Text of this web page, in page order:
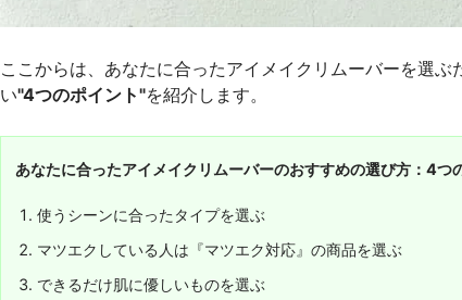
ここからは、あなたに合ったアイメイクリムーバーを選ぶ
い"4つのポイント"を紹介します。
あなたに合ったアイメイクリムーバーのおすすめの選び方：4つ
使うシーンに合ったタイプを選ぶ
マツエクしている人は『マツエク対応』の商品を選ぶ
できるだけ肌に優しいものを選ぶ